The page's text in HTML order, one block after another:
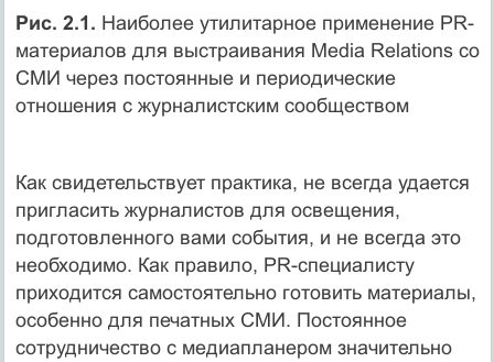
Рис. 2.1. Наиболее утилитарное применение PR-
материалов для выстраивания Media Relations со
СМИ через постоянные и периодические
отношения с журналистским сообществом
Как свидетельствует практика, не всегда удается
пригласить журналистов для освещения,
подготовленного вами события, и не всегда это
необходимо. Как правило, РR-специалисту
приходится самостоятельно готовить материалы,
особенно для печатных СМИ. Постоянное
сотрудничество с медиапланером значительно